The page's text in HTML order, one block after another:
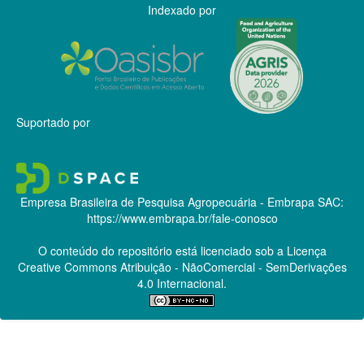
Indexado por
Suportado por
Empresa Brasileira de Pesquisa Agropecuária - Embrapa SAC:
https://www.embrapa.br/fale-conosco
O conteúdo do repositório está licenciado sob a Licença
Creative CommonsAtribuição - NãoComercial - SemDerivações
4.0 Internacional.